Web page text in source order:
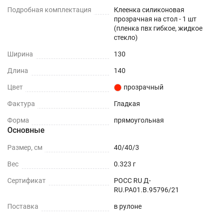
повреждений – сколы, вмятины, царапины.
Влагостойкость
Защита поверхности вашего стола от воды и
пролитых жидкостей.
ПОДХОДИТ ДЛЯ ЛЮБОГО ИНТЕРЬЕРА
поверхности - дерево, стекло, пластик, мрамор,
гранит, металл и текстиль.
СТОЛЕШНИЦЫ
Подробная комплектация
Клеенка силиконовая
прозрачная на стол - 1 шт
(пленка пвх гибкое, жидкое
стекло)
Ширина 130
Длина 140
Цвет прозрачный
Фактура Гладкая
Форма прямоугольная
Основные
Размер, см 40/40/3
Вес 0.323 г
Сертификат
РОСС RU Д-
RU.РА01.В.95796/21
Поставка в рулоне